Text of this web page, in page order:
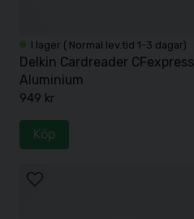
I lager ( Normal lev.tid 1-3 dagar)
Delkin Cardreader CFexpress
Aluminium
949 kr
Köp